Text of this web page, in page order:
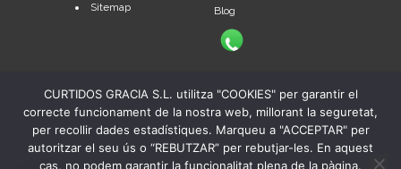
Sitemap
Blog
CURTIDOS GRACIA S.L. utilitza "COOKIES" per garantir el
correcte funcionament de la nostra web, millorant la seguretat,
per recollir dades estadístiques. Marqueu a "ACCEPTAR" per
autoritzar el seu ús o “REBUTZAR” per rebutjar-les. En aquest
cas, no podem garantir la funcionalitat plena de la pàgina.